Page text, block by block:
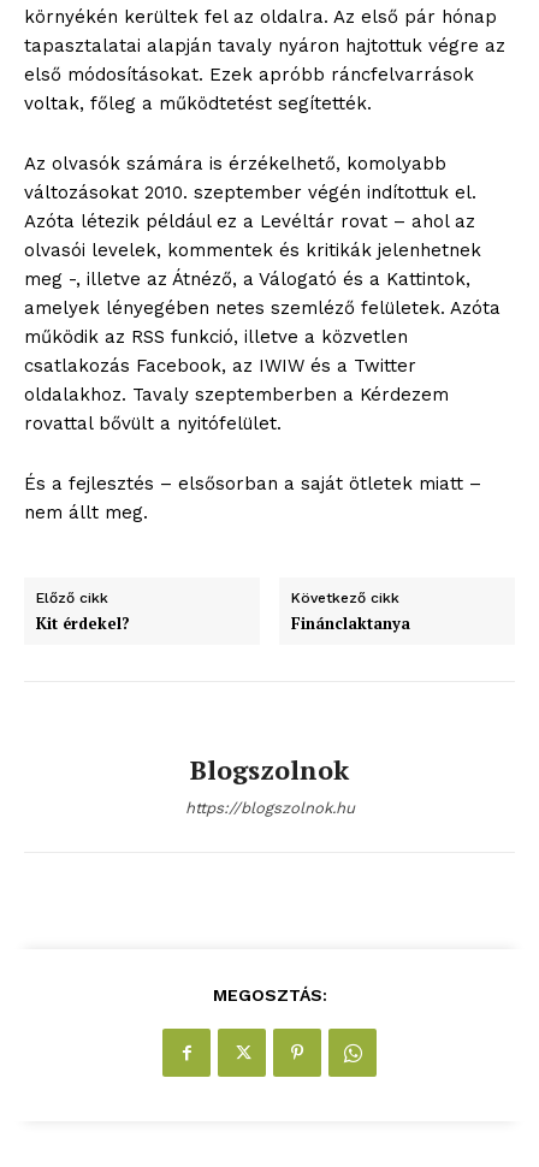
környékén kerültek fel az oldalra. Az első pár hónap
tapasztalatai alapján tavaly nyáron hajtottuk végre az
első módosításokat. Ezek apróbb ráncfelvarrások
voltak, főleg a működtetést segítették.
Az olvasók számára is érzékelhető, komolyabb
változásokat 2010. szeptember végén indítottuk el.
Azóta létezik például ez a Levéltár rovat – ahol az
olvasói levelek, kommentek és kritikák jelenhetnek
meg -, illetve az Átnéző, a Válogató és a Kattintok,
amelyek lényegében netes szemléző felületek. Azóta
működik az RSS funkció, illetve a közvetlen
csatlakozás Facebook, az IWIW és a Twitter
oldalakhoz. Tavaly szeptemberben a Kérdezem
rovattal bővült a nyitófelület.
És a fejlesztés – elsősorban a saját ötletek miatt –
nem állt meg.
Előző cikk
Kit érdekel?
Következő cikk
Finánclaktanya
Blogszolnok
https://blogszolnok.hu
MEGOSZTÁS: